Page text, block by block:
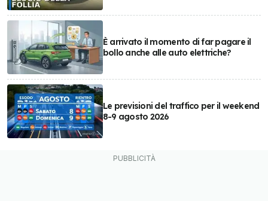
È arrivato il momento di far pagare il
bollo anche alle auto elettriche?
Le previsioni del traffico per il weekend
8-9 agosto 2026